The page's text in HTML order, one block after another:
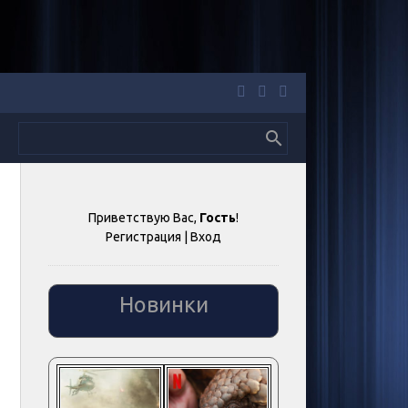
Приветствую Вас, Гость!
Регистрация |Вход
Новинки